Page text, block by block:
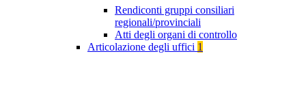
Rendiconti gruppi consiliari
regionali/provinciali
Atti degli organi di controllo
Articolazione degli uffici 1